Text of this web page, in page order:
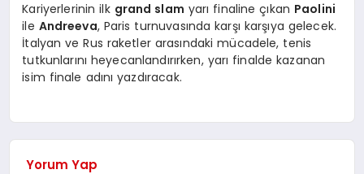
Kariyerlerinin ilk grand slam yarı finaline çıkan Paolini
ile Andreeva, Paris turnuvasında karşı karşıya gelecek.
İtalyan ve Rus raketler arasındaki mücadele, tenis
tutkunlarını heyecanlandırırken, yarı finalde kazanan
isim finale adını yazdıracak.
Yorum Yap